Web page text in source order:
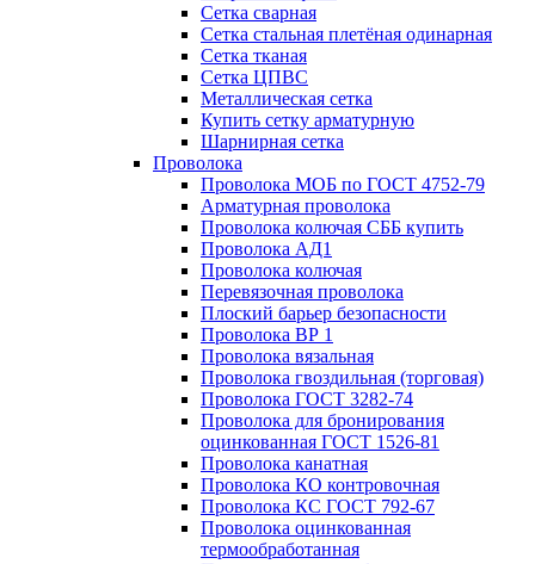
Сетка сварная
Сетка стальная плетёная одинарная
Сетка тканая
Сетка ЦПВС
Металлическая сетка
Купить сетку арматурную
Шарнирная сетка
Проволока
Проволока МОБ по ГОСТ 4752-79
Арматурная проволока
Проволока колючая СББ купить
Проволока АД1
Проволока колючая
Перевязочная проволока
Плоский барьер безопасности
Проволока ВР 1
Проволока вязальная
Проволока гвоздильная (торговая)
Проволока ГОСТ 3282-74
Проволока для бронирования
оцинкованная ГОСТ 1526-81
Проволока канатная
Проволока КО контровочная
Проволока КС ГОСТ 792-67
Проволока оцинкованная
термообработанная